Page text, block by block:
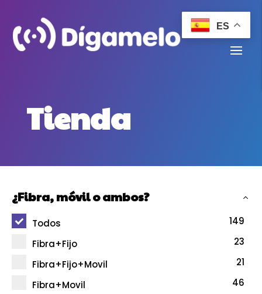
Tienda
¿Fibra, móvil o ambos?
Todos
149
Fibra+Fijo
23
Fibra+Fijo+Movil
21
Fibra+Movil
46
ES